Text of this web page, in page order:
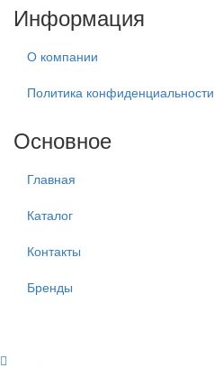
Информация
О компании
Политика конфиденциальности
Основное
Главная
Каталог
Контакты
Бренды